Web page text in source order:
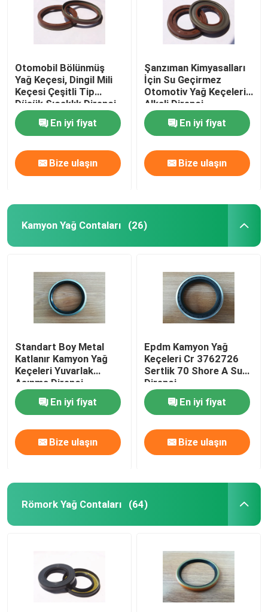
Otomobil Bölünmüş
Yağ Keçesi, Dingil Mili
Keçesi Çeşitli Tip
Düşük Sıcaklık Direnci
En iyi fiyat
Bize ulaşın
Şanzıman Kimyasalları
İçin Su Geçirmez
Otomotiv Yağ Keçeleri /
Alkali Direnci
En iyi fiyat
Bize ulaşın
Kamyon Yağ Contaları (26)
Standart Boy Metal
Katlanır Kamyon Yağ
Keçeleri Yuvarlak
Aşınma Direnci
En iyi fiyat
Bize ulaşın
Epdm Kamyon Yağ
Keçeleri Cr 3762726
Sertlik 70 Shore A Su
Direnci
En iyi fiyat
Bize ulaşın
Römork Yağ Contaları (64)